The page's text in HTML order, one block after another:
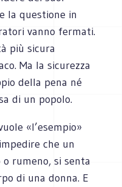
la questione in
vanno fermati.
più sicura
Ma la sicurezza
della pena né
di un popolo.
«l’esempio»
che un
rumeno, si senta
di una donna. E